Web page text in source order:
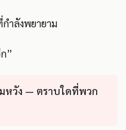
ำลังพยายาม
”
หวัง — ตราบใดที่พวก